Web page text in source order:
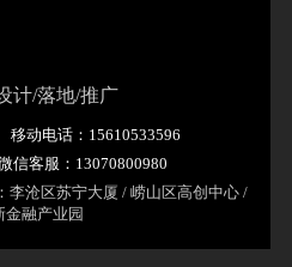
计/落地/推广
移动电话：15610533596
信客服：13070800980
沧区苏宁大厦 / 崂山区高创中心 /
金融产业园